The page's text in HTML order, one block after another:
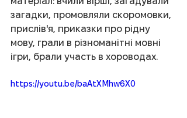
загадки, промовляли скоромовки,
прислів'я, приказки про рідну
мову, грали в різноманітні мовні
ігри, брали участь в хороводах.
https://youtu.be/baAtXMhw6X0